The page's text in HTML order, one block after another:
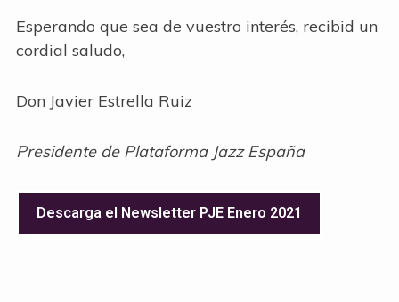
Esperando que sea de vuestro interés, recibid un
cordial saludo,
Don Javier Estrella Ruiz
Presidente de Plataforma Jazz España
Descarga el Newsletter PJE Enero 2021